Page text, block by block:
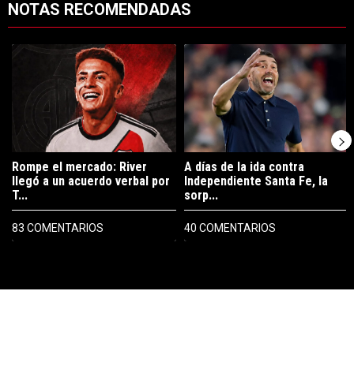
NOTAS RECOMENDADAS
Un artículo de tendencia con el título "Rompe el mercado: River
Rompe el mercado: River
llegó a un acuerdo verbal por
T...
83 COMENTARIOS
Un artículo de tendencia con el
A días de la ida contra
Independiente Santa Fe, la
sorp...
40 COMENTARIOS